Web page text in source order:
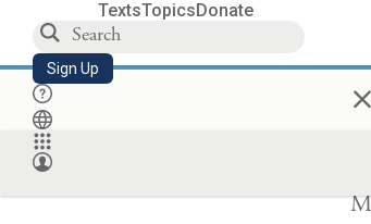
TextsTopicsDonate
Sign Up ×